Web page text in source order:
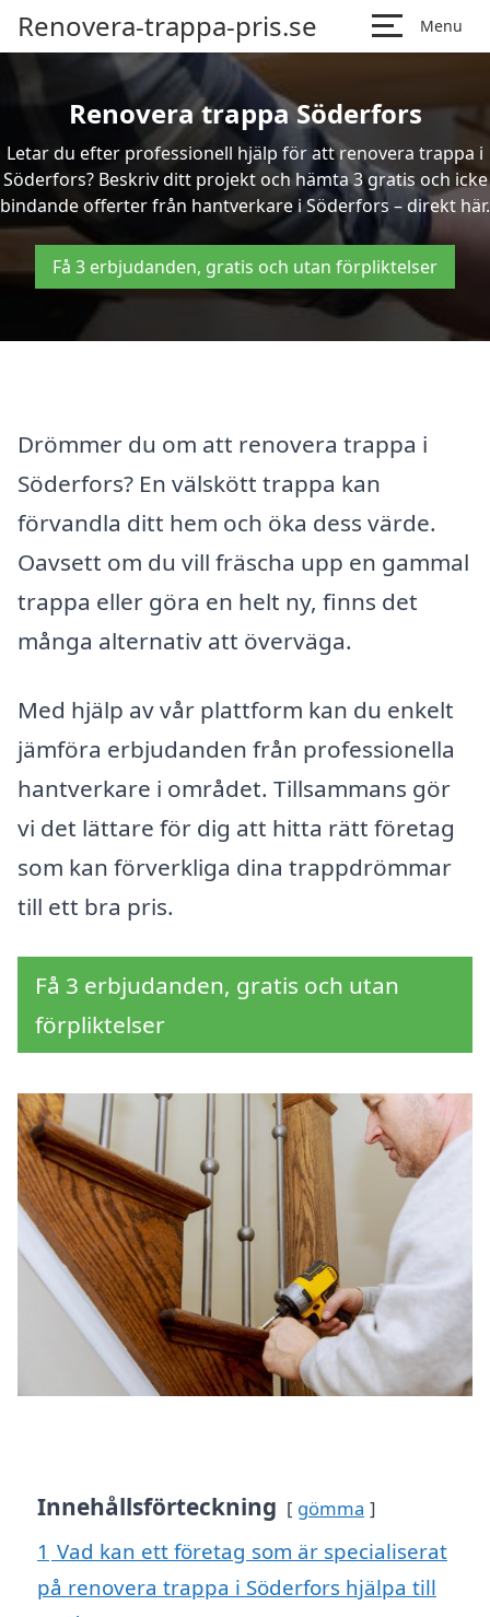
Renovera-trappa-pris.se Menu
Renovera trappa Söderfors
Letar du efter professionell hjälp för att renovera trappa i
Söderfors? Beskriv ditt projekt och hämta 3 gratis och icke
bindande offerter från hantverkare i Söderfors – direkt här.
Få 3 erbjudanden, gratis och utan förpliktelser
Drömmer du om att renovera trappa i
Söderfors? En välskött trappa kan
förvandla ditt hem och öka dess värde.
Oavsett om du vill fräscha upp en gammal
trappa eller göra en helt ny, finns det
många alternativ att överväga.
Med hjälp av vår plattform kan du enkelt
jämföra erbjudanden från professionella
hantverkare i området. Tillsammans gör
vi det lättare för dig att hitta rätt företag
som kan förverkliga dina trappdrömmar
till ett bra pris.
Få 3 erbjudanden, gratis och utan
förpliktelser
Innehållsförteckning gömma
1 Vad kan ett företag som är specialiserat
på renovera trappa i Söderfors hjälpa till